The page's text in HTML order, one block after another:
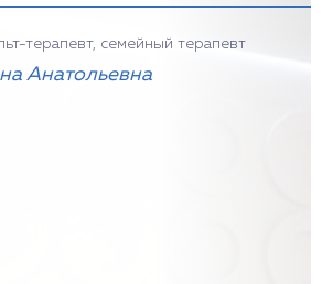
терапевт, семейный терапевт
Анатольевна